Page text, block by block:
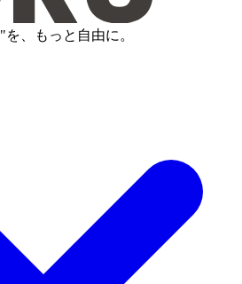
"を、もっと自由に。